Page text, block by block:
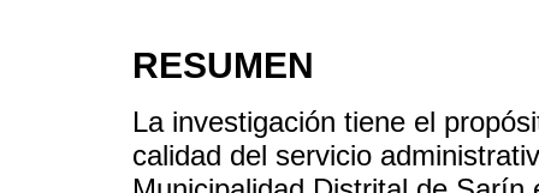
RESUMEN
La investigación tiene el
calidad del servicio